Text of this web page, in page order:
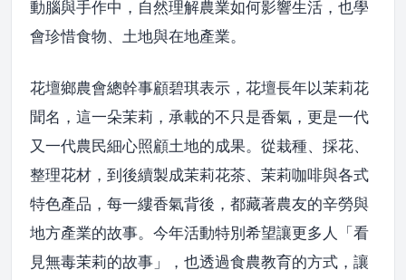
動腦與手作中，自然理解農業如何影響生活，也學
會珍惜食物、土地與在地產業。
花壇鄉農會總幹事顧碧琪表示，花壇長年以茉莉花
聞名，這一朵茉莉，承載的不只是香氣，更是一代
又一代農民細心照顧土地的成果。從栽種、採花、
整理花材，到後續製成茉莉花茶、茉莉咖啡與各式
特色產品，每一縷香氣背後，都藏著農友的辛勞與
地方產業的故事。今年活動特別希望讓更多人「看
見無毒茉莉的故事」，也透過食農教育的方式，讓